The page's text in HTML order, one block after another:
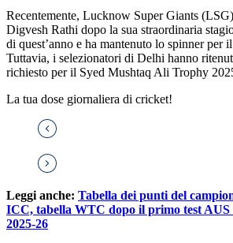
Recentemente, Lucknow Super Giants
Digvesh Rathi dopo la sua straordinaria
di quest’anno e ha mantenuto lo spinner per
Tuttavia, i selezionatori di Delhi hanno
richiesto per il Syed Mushtaq Ali Trophy
La tua dose giornaliera di cricket!
Leggi anche: Tabella dei punti del
ICC, tabella WTC dopo il primo test AUS
2025-26